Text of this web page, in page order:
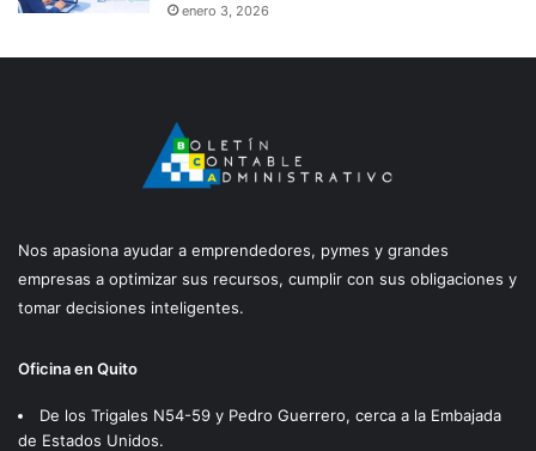
enero 3, 2026
Nos apasiona ayudar a emprendedores, pymes y grandes
empresas a optimizar sus recursos, cumplir con sus obligaciones y
tomar decisiones inteligentes.
Oficina en Quito
De los Trigales N54-59 y Pedro Guerrero, cerca a la Embajada
de Estados Unidos.